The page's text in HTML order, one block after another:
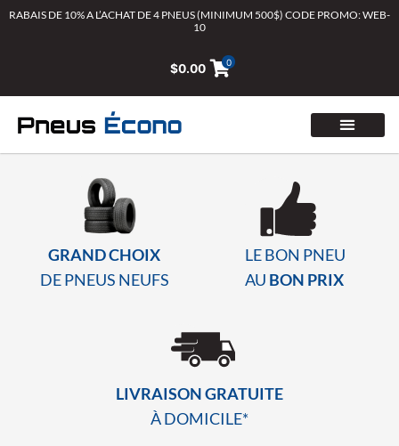
AllerRABAIS DE 10% A L’ACHAT DE 4 PNEUS (MINIMUM 500$) CODE PROMO: WEB-
10
$0.00 0
GRAND CHOIX
DE PNEUS NEUFS
LE BON PNEU
AU BON PRIX
LIVRAISON GRATUITE
À DOMICILE*